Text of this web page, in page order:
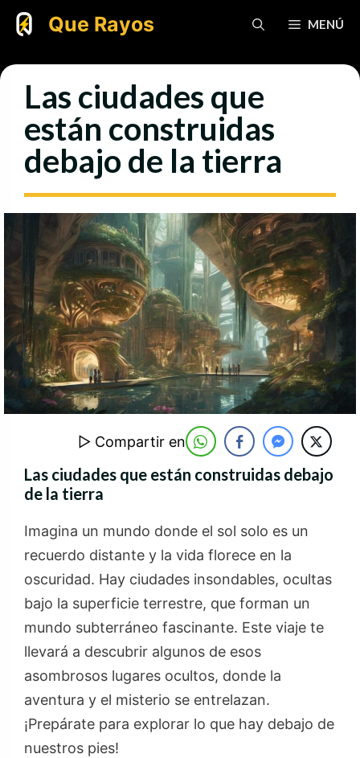
Saltar
Que Rayos MENÚ
Las ciudades que
están construidas
debajo de la tierra
▷ Compartir en
Las ciudades que están construidas debajo
de la tierra
Imagina un mundo donde el sol solo es un
recuerdo distante y la vida florece en la
oscuridad. Hay ciudades insondables, ocultas
bajo la superficie terrestre, que forman un
mundo subterráneo fascinante. Este viaje te
llevará a descubrir algunos de esos
asombrosos lugares ocultos, donde la
aventura y el misterio se entrelazan.
¡Prepárate para explorar lo que hay debajo de
nuestros pies!